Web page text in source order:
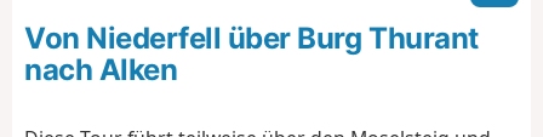
o
n
Von Niederfell über Burg Thurant
nach Alken